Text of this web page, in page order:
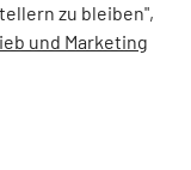
zu bleiben",
und Marketing